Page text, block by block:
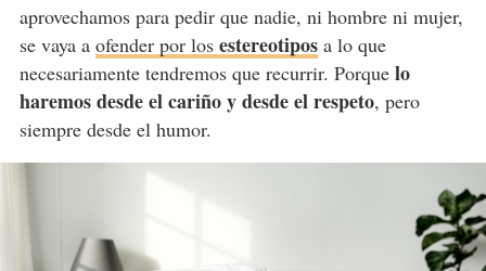
aprovechamos para pedir que nadie, ni hombre ni mujer,
se vaya a ofender por los estereotiposa lo que
necesariamente tendremos que recurrir. Porquelo
haremos desde el cariño y desde el respeto, pero
siempre desde el humor.